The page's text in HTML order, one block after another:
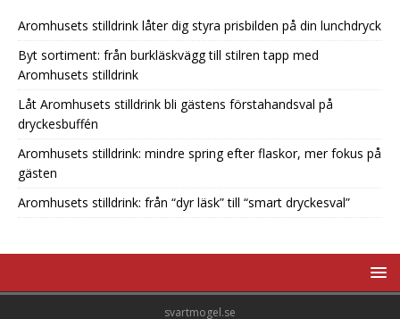
Aromhusets stilldrink låter dig styra prisbilden på din lunchdryck
Byt sortiment: från burkläskvägg till stilren tapp med
Aromhusets stilldrink
Låt Aromhusets stilldrink bli gästens förstahandsval på
dryckesbuffén
Aromhusets stilldrink: mindre spring efter flaskor, mer fokus på
gästen
Aromhusets stilldrink: från “dyr läsk” till “smart dryckesval”
svartmogel.se